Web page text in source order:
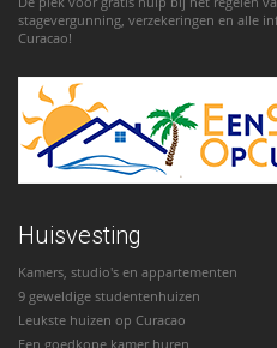
stagevergunning, verzekeringen en alle
Curacao!
Huisvesting
Kamers, studio's en appartementen
9 geweldige studentenhuizen
Leukste huizen op Curacao
Een goedkope kamer huren